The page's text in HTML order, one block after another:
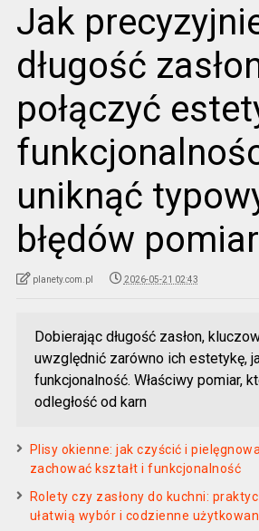
Jak
długość
połączyć
uniknąć
błędów
planety.com.pl 2026-05-21 02:43
Dobierając długość zasłon,
uwzględnić zarówno ich estetykę,
funkcjonalność. Właściwy pomiar,
odległość od karn
Plisy okienne: jak czyścić i
zachować kształt i funkcjonalność
Rolety czy zasłony do kuchni:
ułatwią wybór i codzienne